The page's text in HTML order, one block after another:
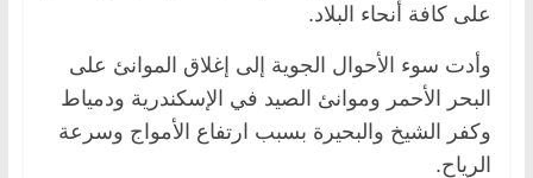
على كافة أنحاء البلاد.
وأدت سوء الأحوال الجوية إلى إغلاق الموانئ على
البحر الأحمر وموانئ الصيد في الإسكندرية ودمياط
وكفر الشيخ والبحيرة بسبب ارتفاع الأمواج وسرعة
الرياح.